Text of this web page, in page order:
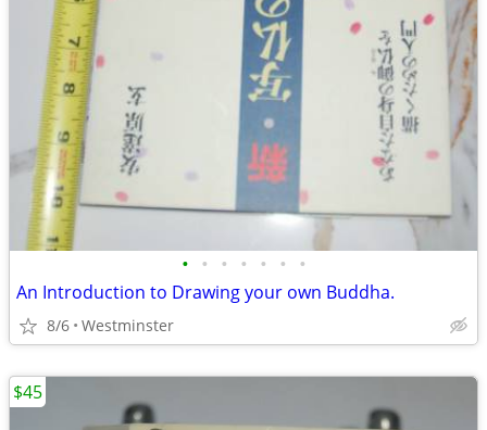
• • • • • • •
An Introduction to Drawing your own Buddha.
8/6 Westminster
$45